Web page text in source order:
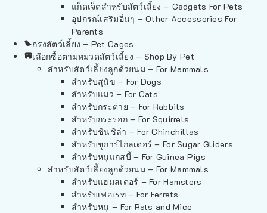
แก็ดเจ็ตสำหรับสัตว์เลี้ยง – Gadgets For Pets
อุปกรณ์เสริมอื่นๆ – Other Accessories For
Parents
กรงสัตว์เลี้ยง – Pet Cages
เลือกซื้อตามหมวดสัตว์เลี้ยง – Shop By Pet
สำหรับสัตว์เลี้ยงลูกด้วยนม – For Mammals
สำหรับสุนัข – For Dogs
สำหรับแมว – For Cats
สำหรับกระต่าย – For Rabbits
สำหรับกระรอก – For Squirrels
สำหรับชินชิล่า – For Chinchillas
สำหรับชูการ์ไกลเดอร์ – For Sugar Gliders
สำหรับหนูแกสบี้ – For Guinea Pigs
สำหรับสัตว์เลี้ยงลูกด้วยนม – For Mammals
สำหรับแฮมสเตอร์ – For Hamsters
สำหรับเฟอเรท – For Ferrets
สำหรับหนู – For Rats and Mice